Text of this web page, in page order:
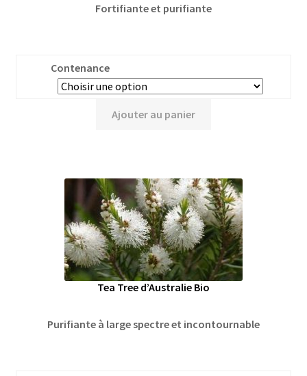
Fortifiante et purifiante
Contenance
Ajouter au panier
Tea Tree d’Australie Bio
Purifiante à large spectre et incontournable